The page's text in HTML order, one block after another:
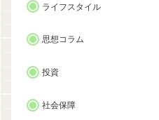
ライフスタイル
思想コラム
投資
社会保障